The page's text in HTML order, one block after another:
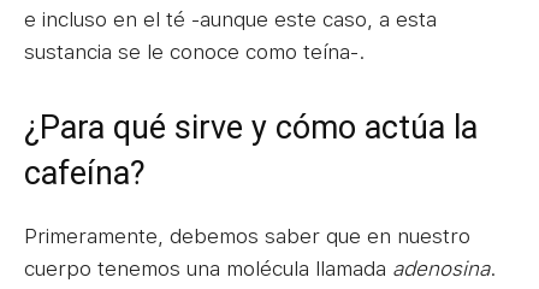
e incluso en el té -aunque este caso, a esta
sustancia se le conoce como teína-.
¿Para qué sirve y cómo actúa la
cafeína?
Primeramente, debemos saber que en nuestro
cuerpo tenemos una molécula llamada adenosina.